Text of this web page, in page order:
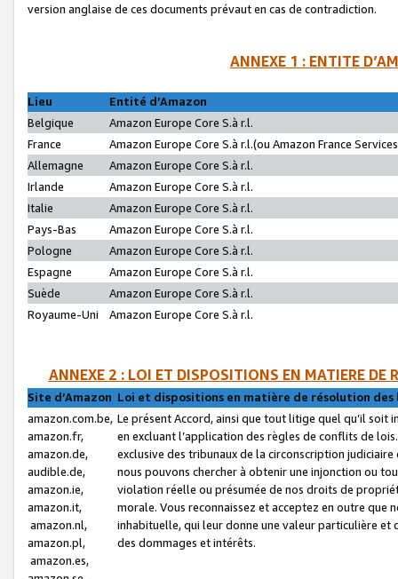
version anglaise de ces documents prévaut en cas de contradiction.
ANNEXE 1 : ENTITE
Lieu
Entité d’Amazon
Belgique
Amazon Europe Core S.à r.l.
France
Amazon Europe Core S.à r.l.(ou Amazon France
Allemagne
Amazon Europe Core S.à r.l.
Irlande
Amazon Europe Core S.à r.l.
Italie
Amazon Europe Core S.à r.l.
Pays-Bas
Amazon Europe Core S.à r.l.
Pologne
Amazon Europe Core S.à r.l.
Espagne
Amazon Europe Core S.à r.l.
Suède
Amazon Europe Core S.à r.l.
Royaume-Uni
Amazon Europe Core S.à r.l.
ANNEXE 2 : LOI ET DISPOSITIONS EN MATIERE DE
Site d’Amazon Loi et dispositions en matière de résolution
amazon.com.be,
amazon.fr,
amazon.de,
audible.de,
amazon.ie,
amazon.it,
amazon.nl,
amazon.pl,
amazon.es,
Le présent Accord, ainsi que tout litige quel qu’il soit
en excluant l’application des règles de conflits de
exclusive des tribunaux de la circonscription
nous pouvons chercher à obtenir une injonction ou
violation réelle ou présumée de nos droits de
morale. Vous reconnaissez et acceptez en outre que
inhabituelle, qui leur donne une valeur particulière
des dommages et intérêts.